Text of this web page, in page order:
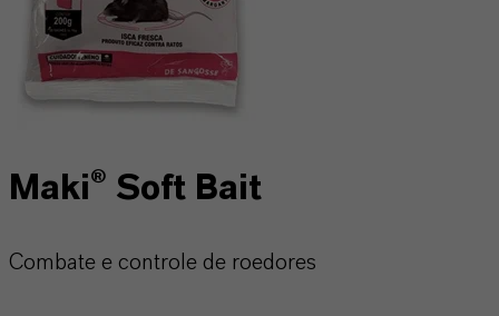
Maki® Soft Bait
Combate e controle de roedores